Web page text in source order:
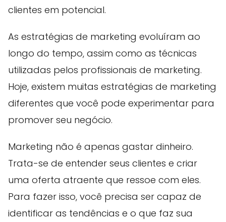
clientes em potencial.
As estratégias de marketing evoluíram ao
longo do tempo, assim como as técnicas
utilizadas pelos profissionais de marketing.
Hoje, existem muitas estratégias de marketing
diferentes que você pode experimentar para
promover seu negócio.
Marketing não é apenas gastar dinheiro.
Trata-se de entender seus clientes e criar
uma oferta atraente que ressoe com eles.
Para fazer isso, você precisa ser capaz de
identificar as tendências e o que faz sua